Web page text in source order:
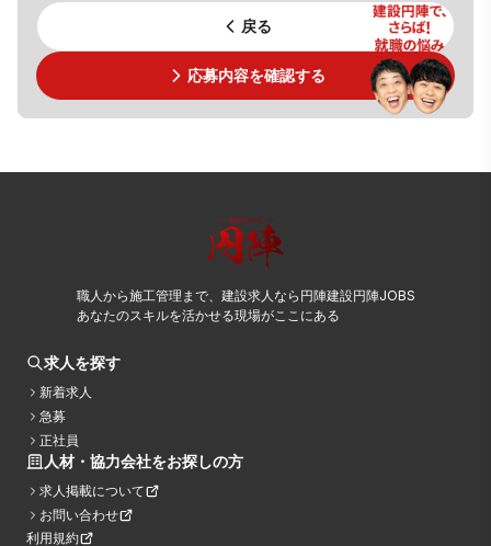
戻る
応募内容を確認する
職人から施工管理まで、建設求人なら円陣建設円陣JOBS
あなたのスキルを活かせる現場がここにある
求人を探す
新着求人
急募
正社員
人材・協力会社をお探しの方
求人掲載について
お問い合わせ
利用規約